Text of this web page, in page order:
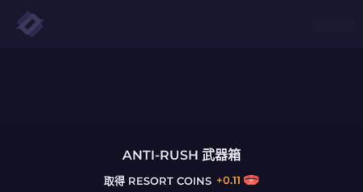
ANTI-RUSH 武器箱
取得 RESORT COINS +0.11